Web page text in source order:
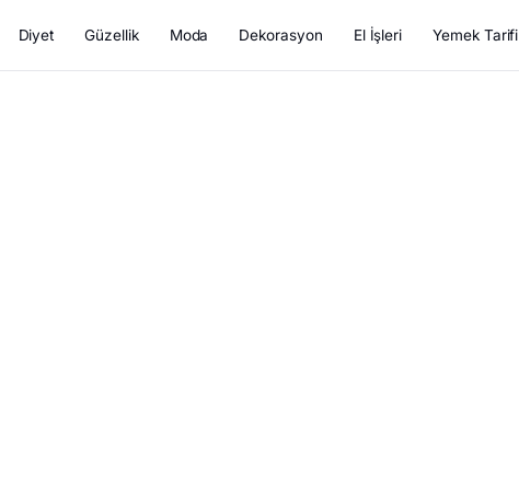
Diyet Güzellik Moda Dekorasyon El İşleri Yemek Tarifi